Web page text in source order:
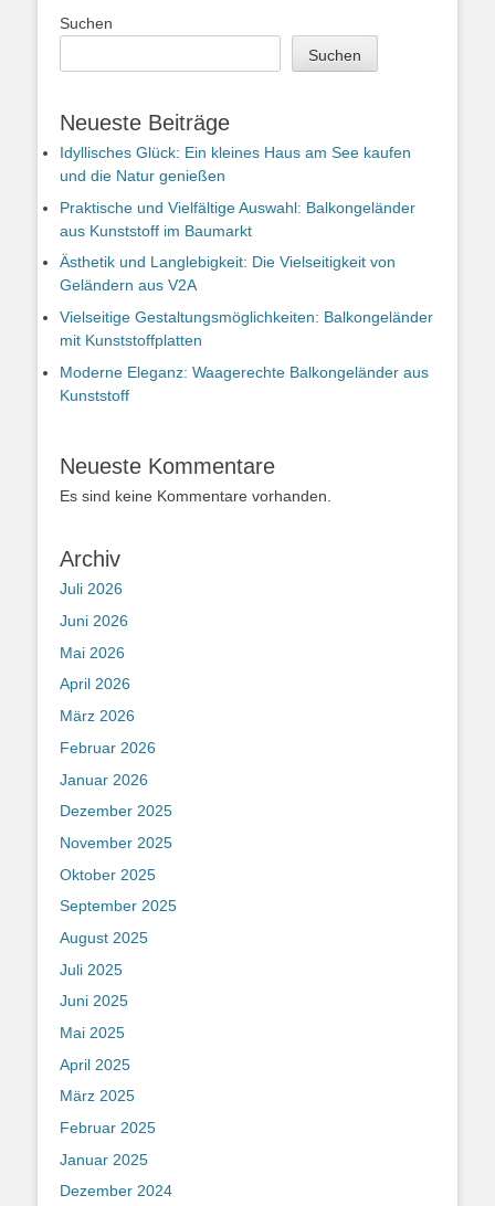
Suchen
Suchen
Neueste Beiträge
Idyllisches Glück: Ein kleines Haus am See kaufen
und die Natur genießen
Praktische und Vielfältige Auswahl: Balkongeländer
aus Kunststoff im Baumarkt
Ästhetik und Langlebigkeit: Die Vielseitigkeit von
Geländern aus V2A
Vielseitige Gestaltungsmöglichkeiten: Balkongeländer
mit Kunststoffplatten
Moderne Eleganz: Waagerechte Balkongeländer aus
Kunststoff
Neueste Kommentare
Es sind keine Kommentare vorhanden.
Archiv
Juli 2026
Juni 2026
Mai 2026
April 2026
März 2026
Februar 2026
Januar 2026
Dezember 2025
November 2025
Oktober 2025
September 2025
August 2025
Juli 2025
Juni 2025
Mai 2025
April 2025
März 2025
Februar 2025
Januar 2025
Dezember 2024